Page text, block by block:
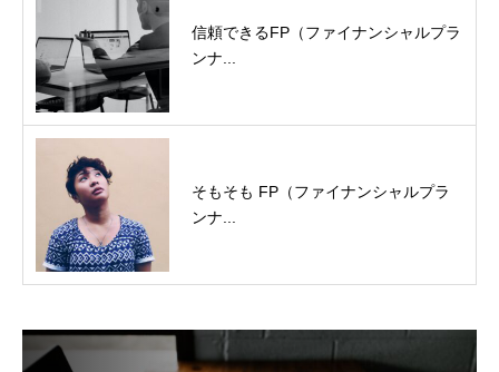
信頼できるFP（ファイナンシャルプラ
ンナ...
そもそも FP（ファイナンシャルプラ
ンナ...